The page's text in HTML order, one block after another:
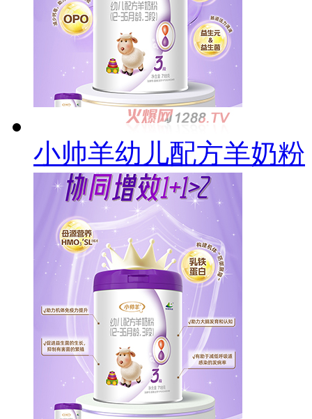
小帅羊幼儿配方羊奶粉